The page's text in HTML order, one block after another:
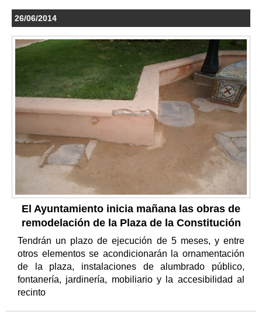
26/06/2014
El Ayuntamiento inicia mañana las obras de
remodelación de la Plaza de la Constitución
Tendrán un plazo de ejecución de 5 meses, y entre
otros elementos se acondicionarán la ornamentación
de la plaza, instalaciones de alumbrado público,
fontanería, jardinería, mobiliario y la accesibilidad al
recinto